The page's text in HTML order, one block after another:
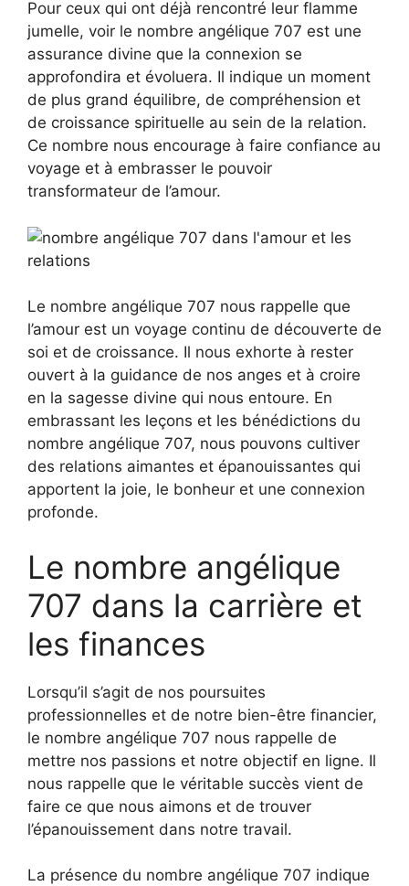
Pour ceux qui ont déjà rencontré leur flamme
jumelle, voir le nombre angélique 707 est une
assurance divine que la connexion se
approfondira et évoluera. Il indique un moment
de plus grand équilibre, de compréhension et
de croissance spirituelle au sein de la relation.
Ce nombre nous encourage à faire confiance au
voyage et à embrasser le pouvoir
transformateur de l’amour.
Le nombre angélique 707 nous rappelle que
l’amour est un voyage continu de découverte de
soi et de croissance. Il nous exhorte à rester
ouvert à la guidance de nos anges et à croire
en la sagesse divine qui nous entoure. En
embrassant les leçons et les bénédictions du
nombre angélique 707, nous pouvons cultiver
des relations aimantes et épanouissantes qui
apportent la joie, le bonheur et une connexion
profonde.
Le nombre angélique
707 dans la carrière et
les finances
Lorsqu’il s’agit de nos poursuites
professionnelles et de notre bien-être financier,
le nombre angélique 707 nous rappelle de
mettre nos passions et notre objectif en ligne. Il
nous rappelle que le véritable succès vient de
faire ce que nous aimons et de trouver
l’épanouissement dans notre travail.
La présence du nombre angélique 707 indique